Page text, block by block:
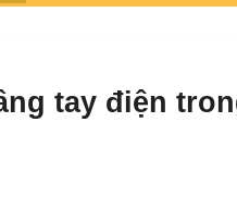
tay điện